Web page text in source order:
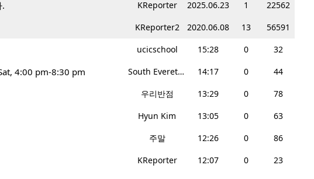
KReporter 2025.06.23 1
22562
KReporter2 2020.06.08 13
56591
ucicschool 15:28 0
32
4:00 pm-8:30 pm South Everett Teriyaki 14:17 0
44
우리반점 13:29 0
78
Hyun Kim 13:05 0
63
주말 12:26 0
86
KReporter 12:07 0
23